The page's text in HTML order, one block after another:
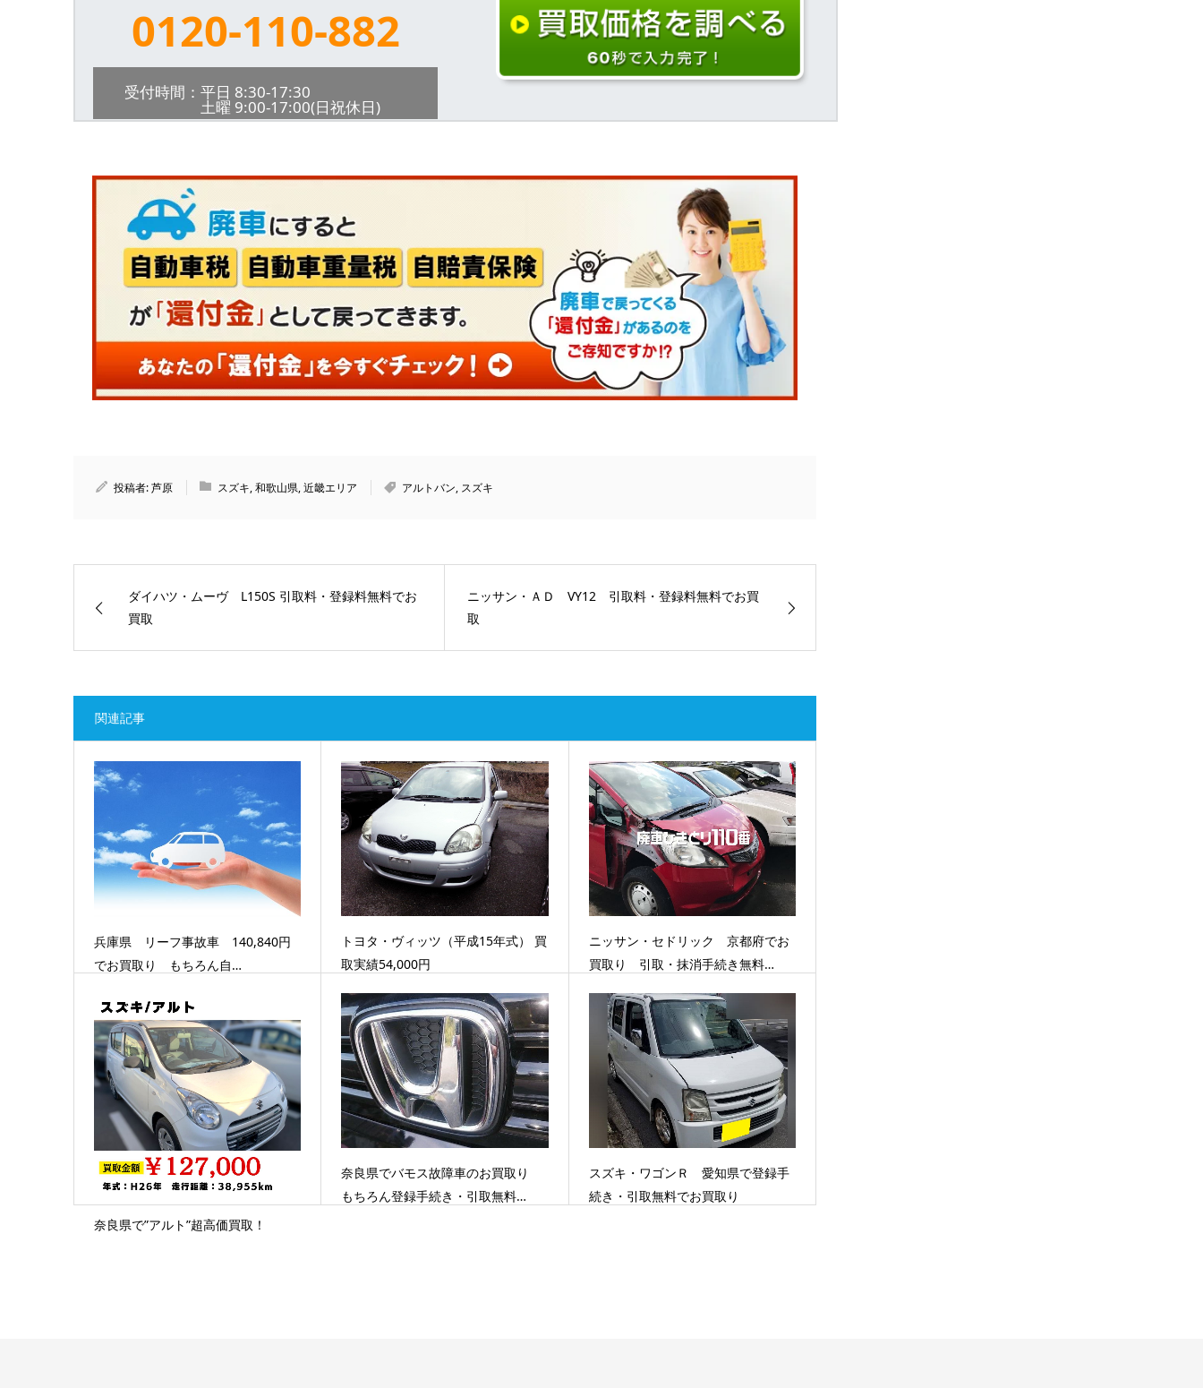
0120-110-882
受付時間：平日 8:30-17:30
土曜 9:00-17:00(日祝休日)
投稿者:芦原 スズキ,和歌山県,近畿エリア アルトバン, スズキ
ダイハツ・ムーヴ L150S 引取料・登録料無料でお
買取
ニッサン・ＡＤ VY12 引取料・登録料無料でお買
取
関連記事
兵庫県 リーフ事故車 140,840円
でお買取り もちろん自…
トヨタ・ヴィッツ（平成15年式） 買
取実績54,000円
ニッサン・セドリック 京都府でお
買取り 引取・抹消手続き無料…
奈良県で”アルト”超高価買取！
奈良県でバモス故障車のお買取り
もちろん登録手続き・引取無料…
スズキ・ワゴンＲ 愛知県で登録手
続き・引取無料でお買取り